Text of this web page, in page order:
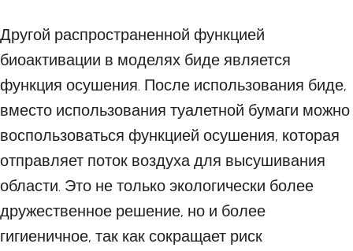
Другой распространенной функцией
биоактивации в моделях биде является
функция осушения. После использования биде,
вместо использования туалетной бумаги можно
воспользоваться функцией осушения, которая
отправляет поток воздуха для высушивания
области. Это не только экологически более
дружественное решение, но и более
гигиеничное, так как сокращает риск